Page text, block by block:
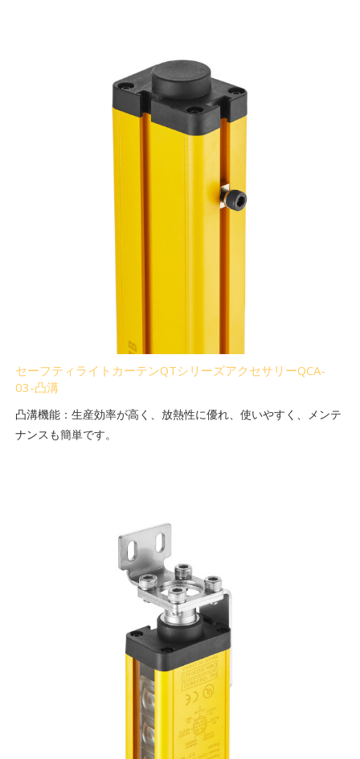
セーフティライトカーテンQTシリーズアクセサリーQCA-
03-凸溝
凸溝機能：生産効率が高く、放熱性に優れ、使いやすく、メンテ
ナンスも簡単です。